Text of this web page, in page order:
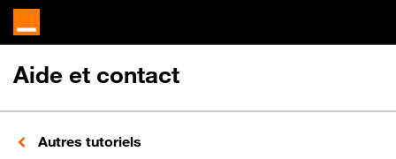
Aide et contact
Autres tutoriels